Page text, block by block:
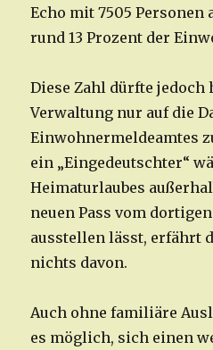
Echo mit 7505 Personen
rund 13 Prozent der
Diese Zahl dürfte
Verwaltung nur auf die
Einwohnermeldeamtes
ein „Eingedeutschter“
Heimaturlaubes
neuen Pass vom
ausstellen lässt, erfährt
nichts davon.
Auch ohne familiäre
es möglich, sich einen